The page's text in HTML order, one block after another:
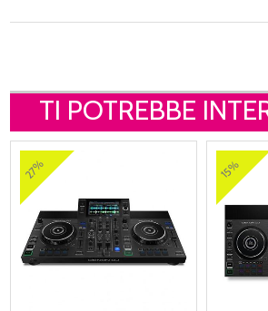
TI POTREBBE
27% 15%